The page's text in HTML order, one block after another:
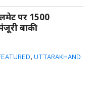
पर 1500
बाकी
, UTTARAKHAND